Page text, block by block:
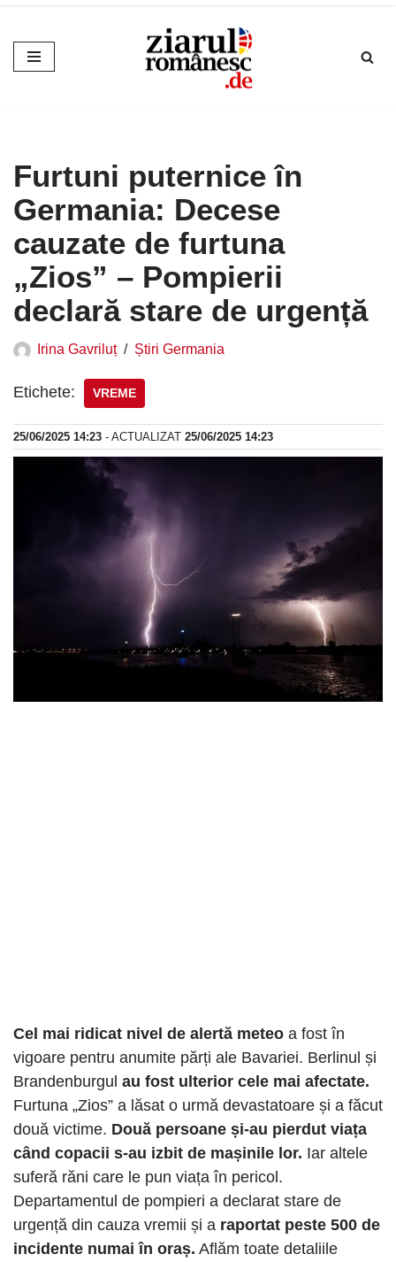
Sari
la
Furtuni puternice în
Germania: Decese
cauzate de furtuna
„Zios” – Pompierii
declară stare de urgență
Irina Gavriluț Știri Germania
Etichete: VREME
25/06/2025 14:23 - ACTUALIZAT 25/06/2025 14:23
Cel mai ridicat nivel de alertă meteo a fost în
vigoare pentru anumite părți ale Bavariei. Berlinul și
Brandenburgul au fost ulterior cele mai afectate.
Furtuna „Zios” a lăsat o urmă devastatoare și a făcut
două victime. Două persoane și-au pierdut viața
când copacii s-au izbit de mașinile lor. Iar altele
suferă răni care le pun viața în pericol.
Departamentul de pompieri a declarat stare de
urgență din cauza vremii și a raportat peste 500 de
incidente numai în oraș. Aflăm toate detaliile